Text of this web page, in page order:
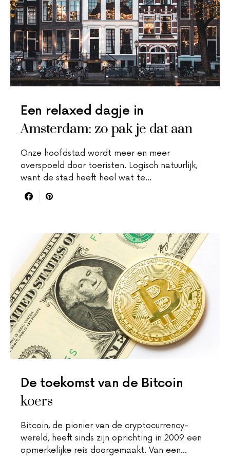
Een relaxed dagje in
Amsterdam: zo pak je dat aan
Onze hoofdstad wordt meer en meer
overspoeld door toeristen. Logisch natuurlijk,
want de stad heeft heel wat te…
De toekomst van de Bitcoin
koers
Bitcoin, de pionier van de cryptocurrency-
wereld, heeft sinds zijn oprichting in 2009 een
opmerkelijke reis doorgemaakt. Van een…